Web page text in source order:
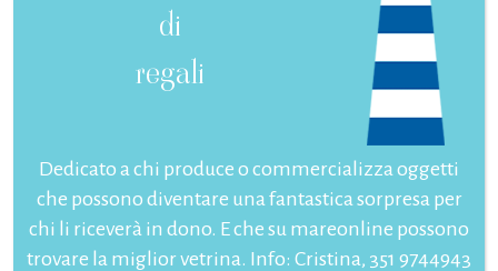
di
regali
Dedicato a chi produce o commercializza oggetti
che possono diventare una fantastica sorpresa per
chi li riceverà in dono. E che su mareonline possono
trovare la miglior vetrina. Info: Cristina, 351 9744943